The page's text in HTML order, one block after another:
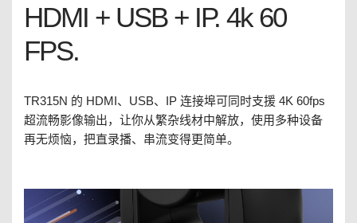
HDMI + USB + IP. 4k 60
FPS.
TR315N 的 HDMI、USB、IP 连接埠可同时支援 4K 60fps
超流畅影像输出，让你从繁杂线材中解放，使用多种设备
再无烦恼，把直录播、串流变得更简单。